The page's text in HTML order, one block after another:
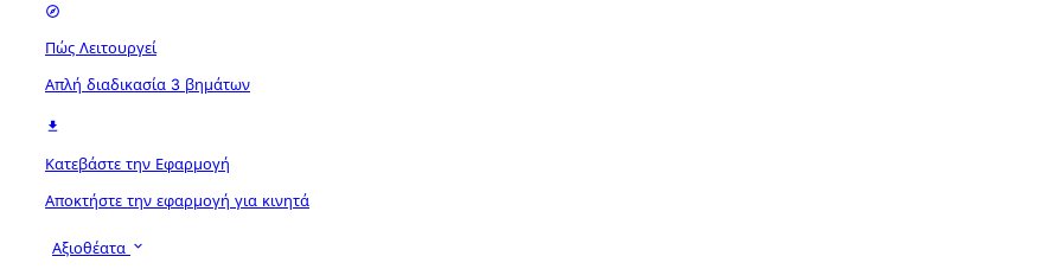
Πώς Λειτουργεί
Απλή διαδικασία 3 βημάτων
Κατεβάστε την Εφαρμογή
Αποκτήστε την εφαρμογή για κινητά
Αξιοθέατα